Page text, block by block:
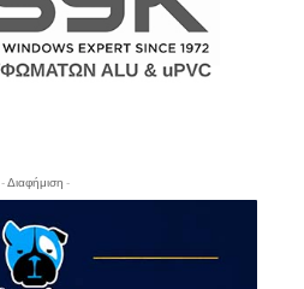
- Διαφήμιση -